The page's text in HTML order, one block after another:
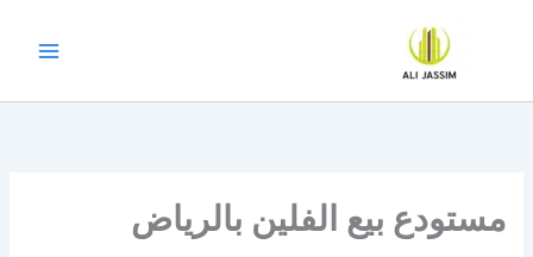
مستودع بيع الفلين بالرياض